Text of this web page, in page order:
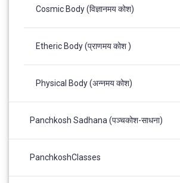
Cosmic Body (विज्ञानमय कोश)
Etheric Body (प्राणमय कोश )
Physical Body (अन्नमय कोश)
Panchkosh Sadhana (पञ्चकोश-साधना)
PanchkoshClasses